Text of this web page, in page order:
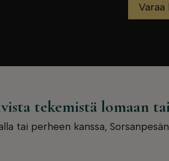
Varaa
tekemistä lomaan
tai perheen kanssa,